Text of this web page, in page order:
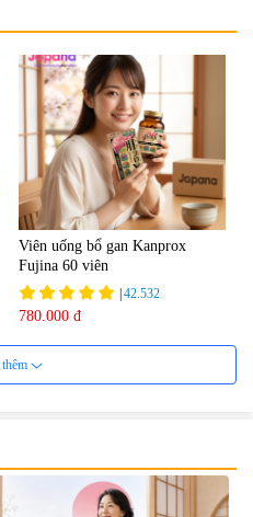
Viên uống bổ gan Kanprox
Fujina 60 viên
|42.532
780.000 đ